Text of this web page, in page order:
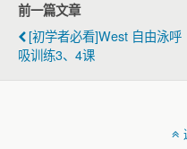
前一篇文章
[‫初学者必看]west 自由泳呼
吸训练3、4课